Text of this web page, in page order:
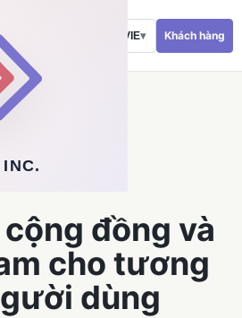
VIE▾ Khách hàng
đồng và
cho tương
dùng